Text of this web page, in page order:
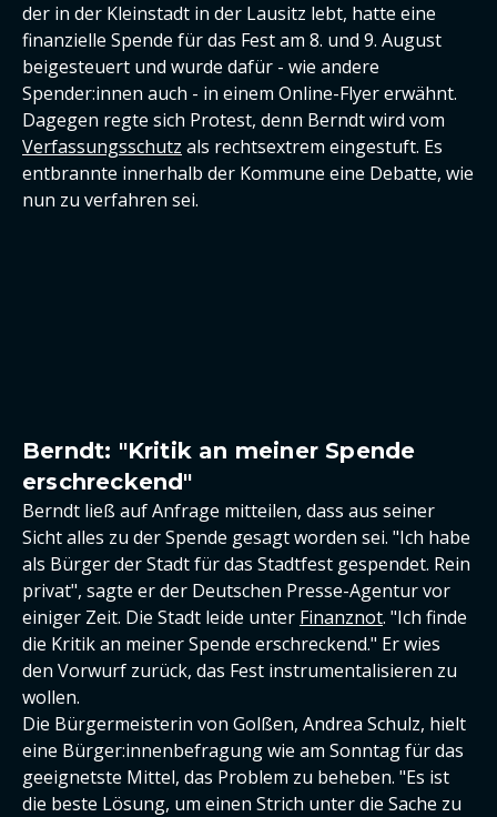
der in der Kleinstadt in der Lausitz lebt, hatte eine
finanzielle Spende für das Fest am 8. und 9. August
beigesteuert und wurde dafür - wie andere
Spender:innen auch - in einem Online-Flyer erwähnt.
Dagegen regte sich Protest, denn Berndt wird vom
Verfassungsschutz als rechtsextrem eingestuft. Es
entbrannte innerhalb der Kommune eine Debatte, wie
nun zu verfahren sei.
Berndt: "Kritik an meiner Spende
erschreckend"
Berndt ließ auf Anfrage mitteilen, dass aus seiner
Sicht alles zu der Spende gesagt worden sei. "Ich habe
als Bürger der Stadt für das Stadtfest gespendet. Rein
privat", sagte er der Deutschen Presse-Agentur vor
einiger Zeit. Die Stadt leide unter Finanznot. "Ich finde
die Kritik an meiner Spende erschreckend." Er wies
den Vorwurf zurück, das Fest instrumentalisieren zu
wollen.
Die Bürgermeisterin von Golßen, Andrea Schulz, hielt
eine Bürger:innenbefragung wie am Sonntag für das
geeignetste Mittel, das Problem zu beheben. "Es ist
die beste Lösung, um einen Strich unter die Sache zu